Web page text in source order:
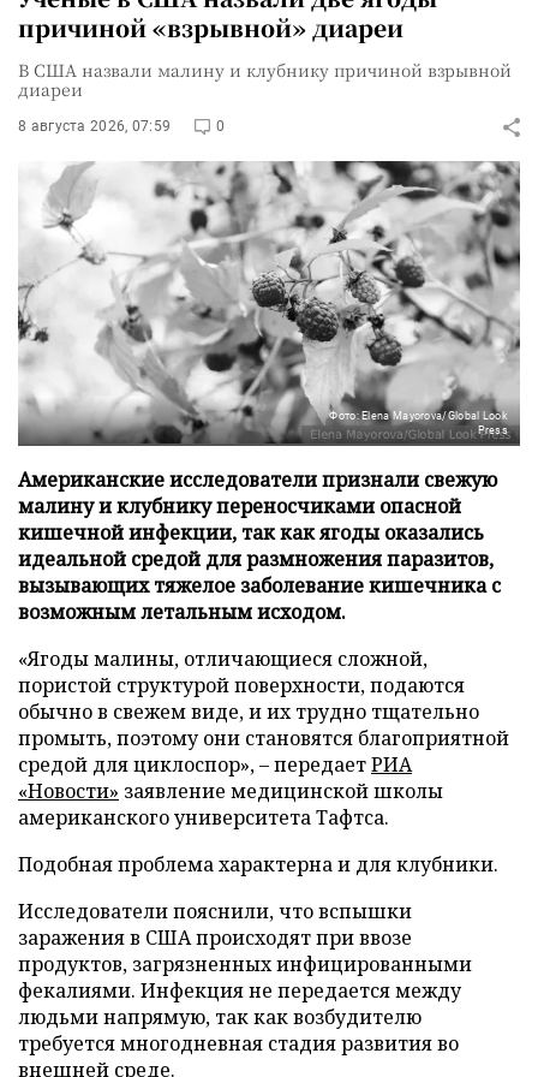
причиной «взрывной» диареи
В США назвали малину и клубнику причиной взрывной
диареи
8 августа 2026, 07:59 0
Фото: Elena Mayorova/Global Look
Press
Американские исследователи признали свежую
малину и клубнику переносчиками опасной
кишечной инфекции, так как ягоды оказались
идеальной средой для размножения паразитов,
вызывающих тяжелое заболевание кишечника с
возможным летальным исходом.
«Ягоды малины, отличающиеся сложной,
пористой структурой поверхности, подаются
обычно в свежем виде, и их трудно тщательно
промыть, поэтому они становятся благоприятной
средой для циклоспор», – передаетРИА
«Новости» заявление медицинской школы
американского университета Тафтса.
Подобная проблема характерна и для клубники.
Исследователи пояснили, что вспышки
заражения в США происходят при ввозе
продуктов, загрязненных инфицированными
фекалиями. Инфекция не передается между
людьми напрямую, так как возбудителю
требуется многодневная стадия развития во
внешней среде.